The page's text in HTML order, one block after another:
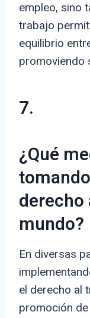
empleo, sino
trabajo
equilibrio
promoviendo
7.
¿Qué
derecho
mundo?
En diversas
el derecho al
promoción